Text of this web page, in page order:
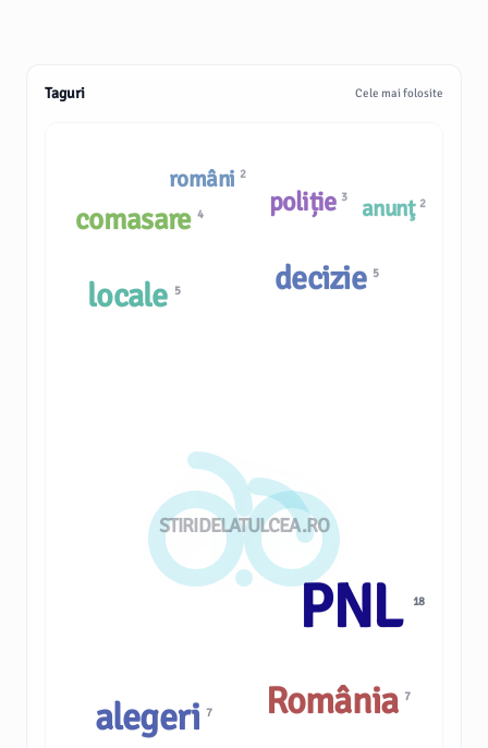
Taguri Cele mai folosite
STIRIDELATULCEA.RO
comasare 4
locale 5
poliție 3 anunţ 2
decizie 5
români 2
România7
alegeri7
PNL 18